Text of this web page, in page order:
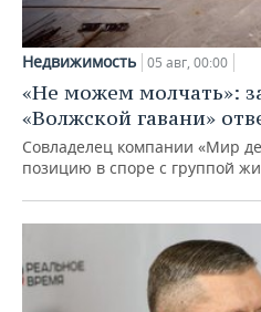
Недвижимость 05 авг, 00:00
«Не можем молчать»:
«Волжской гавани»
Совладелец компании «Мир
позицию в споре с группой